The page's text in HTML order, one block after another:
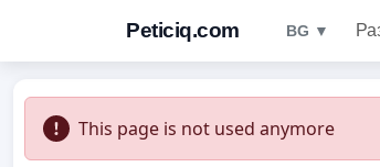
Peticiq.com BG ▼
This page is not used anymore